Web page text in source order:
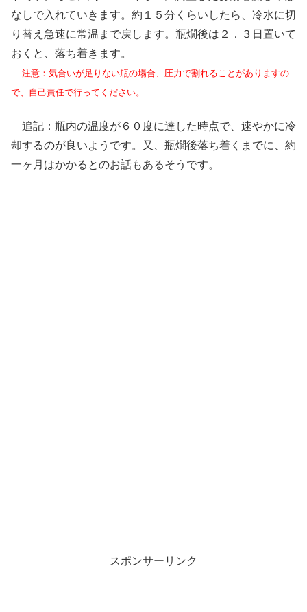
なしで入れていきます。約１５分くらいしたら、冷水に切
り替え急速に常温まで戻します。瓶燗後は２．３日置いて
おくと、落ち着きます。
注意：気合いが足りない瓶の場合、圧力で割れることがありますの
で、自己責任で行ってください。
追記：瓶内の温度が６０度に達した時点で、速やかに冷
却するのが良いようです。又、瓶燗後落ち着くまでに、約
一ヶ月はかかるとのお話もあるそうです。
スポンサーリンク